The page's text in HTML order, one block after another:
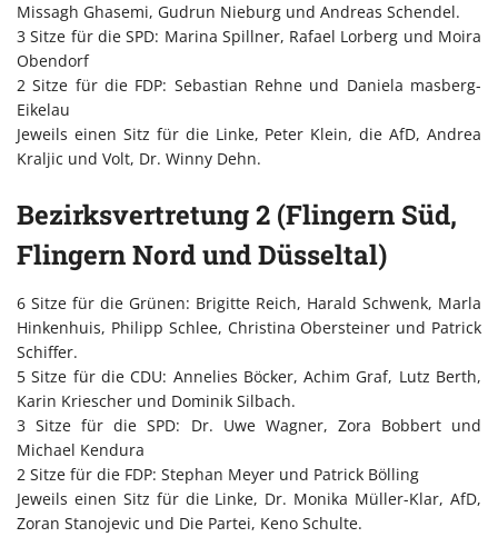
Missagh Ghasemi, Gudrun Nieburg und Andreas Schendel.
3 Sitze für die SPD: Marina Spillner, Rafael Lorberg und Moira
Obendorf
2 Sitze für die FDP: Sebastian Rehne und Daniela masberg-
Eikelau
Jeweils einen Sitz für die Linke, Peter Klein, die AfD, Andrea
Kraljic und Volt, Dr. Winny Dehn.
Bezirksvertretung 2 (Flingern Süd,
Flingern Nord und Düsseltal)
6 Sitze für die Grünen: Brigitte Reich, Harald Schwenk, Marla
Hinkenhuis, Philipp Schlee, Christina Obersteiner und Patrick
Schiffer.
5 Sitze für die CDU: Annelies Böcker, Achim Graf, Lutz Berth,
Karin Kriescher und Dominik Silbach.
3 Sitze für die SPD: Dr. Uwe Wagner, Zora Bobbert und
Michael Kendura
2 Sitze für die FDP: Stephan Meyer und Patrick Bölling
Jeweils einen Sitz für die Linke, Dr. Monika Müller-Klar, AfD,
Zoran Stanojevic und Die Partei, Keno Schulte.